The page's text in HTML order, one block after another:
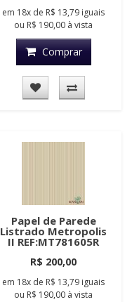
em 18x de R$ 13,79 iguais
ou R$ 190,00 à vista
Comprar
Papel de Parede
Listrado Metropolis
II REF:MT781605R
R$ 200,00
em 18x de R$ 13,79 iguais
ou R$ 190,00 à vista